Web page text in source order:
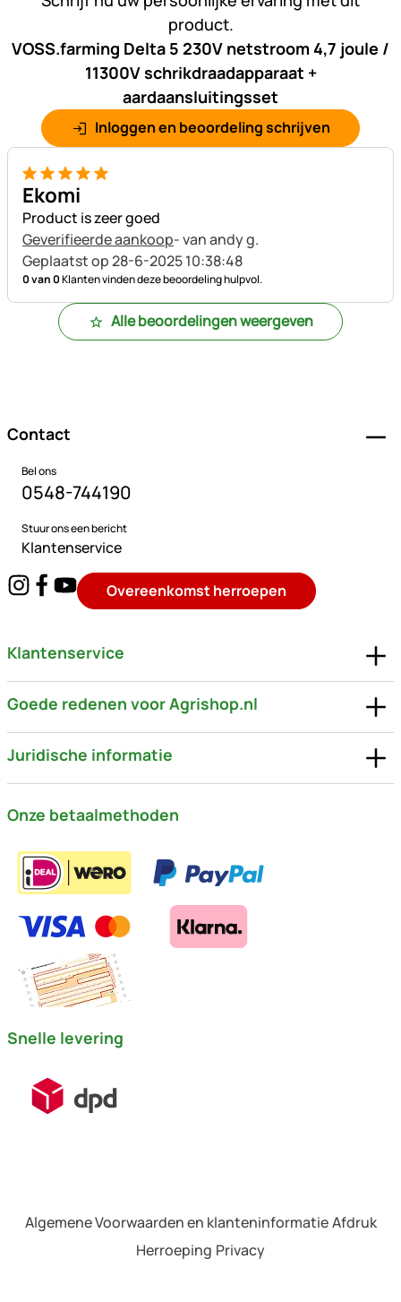
product.
VOSS.farming Delta 5 230V netstroom 4,7 joule /
11300V schrikdraadapparaat +
aardaansluitingsset
Inloggen en beoordeling schrijven
5 van 5
Ekomi
Product is zeer goed
Geverifieerde aankoop- van andy g.
Geplaatst op 28-6-2025 10:38:48
0 van 0Klanten vinden deze beoordeling hulpvol.
Alle beoordelingen weergeven
Contact
Bel ons
0548-744190
Stuur ons een bericht
Klantenservice
Overeenkomst herroepen
Klantenservice
Goede redenen voor Agrishop.nl
Juridische informatie
Onze betaalmethoden
Snelle levering
Algemene Voorwaarden en klanteninformatie Afdruk
Herroeping Privacy